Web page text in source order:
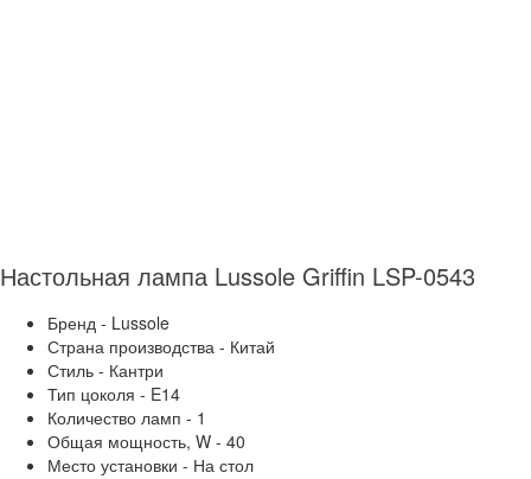
Настольная лампа Lussole Griffin LSP-0543
Бренд - Lussole
Страна производства - Китай
Стиль - Кантри
Тип цоколя - E14
Количество ламп - 1
Общая мощность, W - 40
Место установки - На стол